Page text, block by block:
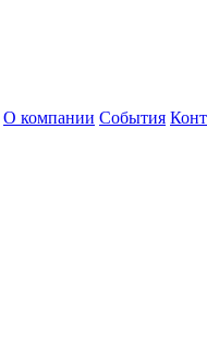
О компании События